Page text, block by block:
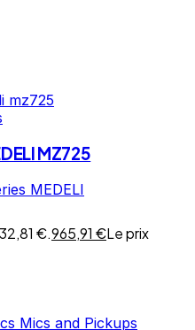
MZ725
MEDELI
€.965,91 €Le prix